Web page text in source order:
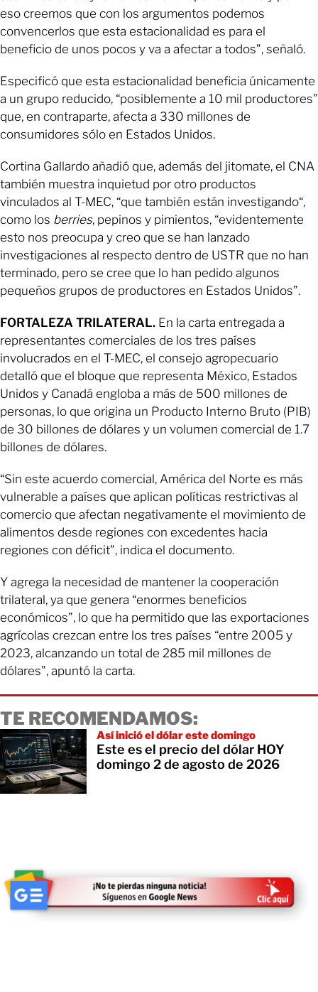
eso creemos que con los argumentos podemos
convencerlos que esta estacionalidad es para el
beneficio de unos pocos y va a afectar a todos”, señaló.
Especificó que esta estacionalidad beneficia únicamente
a un grupo reducido, “posiblemente a 10 mil productores”
que, en contraparte, afecta a 330 millones de
consumidores sólo en Estados Unidos.
Cortina Gallardo añadió que, además del jitomate, el CNA
también muestra inquietud por otro productos
vinculados al T-MEC, “que también están investigando“,
como los berries, pepinos y pimientos, “evidentemente
esto nos preocupa y creo que se han lanzado
investigaciones al respecto dentro de USTR que no han
terminado, pero se cree que lo han pedido algunos
pequeños grupos de productores en Estados Unidos”.
FORTALEZA TRILATERAL. En la carta entregada a
representantes comerciales de los tres países
involucrados en el T-MEC, el consejo agropecuario
detalló que el bloque que representa México, Estados
Unidos y Canadá engloba a más de 500 millones de
personas, lo que origina un Producto Interno Bruto (PIB)
de 30 billones de dólares y un volumen comercial de 1.7
billones de dólares.
“Sin este acuerdo comercial, América del Norte es más
vulnerable a países que aplican políticas restrictivas al
comercio que afectan negativamente el movimiento de
alimentos desde regiones con excedentes hacia
regiones con déficit”, indica el documento.
Y agrega la necesidad de mantener la cooperación
trilateral, ya que genera “enormes beneficios
económicos”, lo que ha permitido que las exportaciones
agrícolas crezcan entre los tres países “entre 2005 y
2023, alcanzando un total de 285 mil millones de
dólares”, apuntó la carta.
TE RECOMENDAMOS:
Así inició el dólar este domingo
Este es el precio del dólar HOY
domingo 2 de agosto de 2026